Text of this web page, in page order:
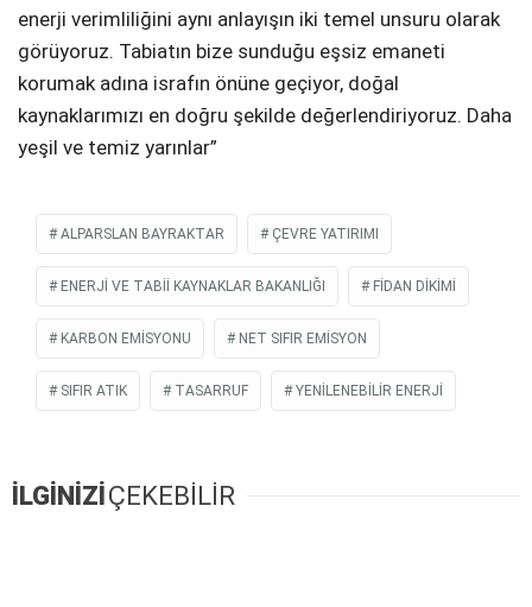
enerji verimliliğini aynı anlayışın iki temel unsuru olarak
görüyoruz. Tabiatın bize sunduğu eşsiz emaneti
korumak adına israfın önüne geçiyor, doğal
kaynaklarımızı en doğru şekilde değerlendiriyoruz. Daha
yeşil ve temiz yarınlar”
ALPARSLAN BAYRAKTAR ÇEVRE YATIRIMI
ENERJI VE TABII KAYNAKLAR BAKANLIĞI FIDAN DIKIMI
KARBON EMISYONU NET SIFIR EMISYON
SIFIR ATIK TASARRUF YENILENEBILIR ENERJI
İLGİNİZİÇEKEBİLİR